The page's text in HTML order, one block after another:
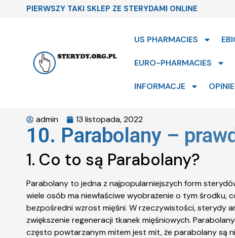
PIERWSZY TAKI SKLEP ZE STERYDAMI ONLINE
US PHARMACIES
EURO-PHARMACIES
INFORMACJE OPINIE
admin 13 listopada, 2022
10. Parabolany –
1. Co to są Parabolany?
Parabolany to jedna z najpopularniejszych form
wiele osób ma niewłaściwe wyobrażenie o tym
bezpośredni wzrost mięśni. W rzeczywistości, sterydy
zwiększenie regeneracji tkanek mięśniowych.
często powtarzanym mitem jest mit, że parabolany są